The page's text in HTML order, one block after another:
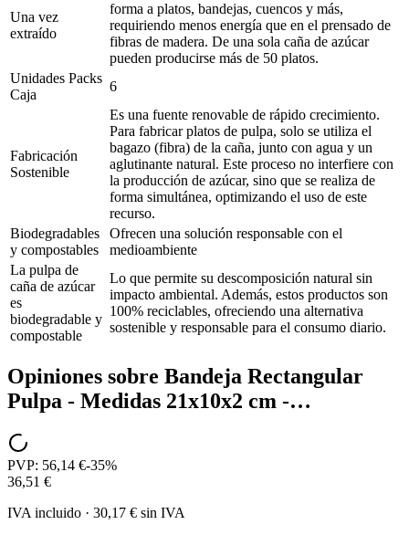
Una vez
extraído
forma a platos, bandejas, cuencos y más,
requiriendo menos energía que en el prensado de
fibras de madera. De una sola caña de azúcar
pueden producirse más de 50 platos.
Unidades Packs
Caja
6
Fabricación
Sostenible
Es una fuente renovable de rápido crecimiento.
Para fabricar platos de pulpa, solo se utiliza el
bagazo (fibra) de la caña, junto con agua y un
aglutinante natural. Este proceso no interfiere con
la producción de azúcar, sino que se realiza de
forma simultánea, optimizando el uso de este
recurso.
Biodegradables
y compostables
Ofrecen una solución responsable con el
medioambiente
La pulpa de
caña de azúcar
es
biodegradable y
compostable
Lo que permite su descomposición natural sin
impacto ambiental. Además, estos productos son
100% reciclables, ofreciendo una alternativa
sostenible y responsable para el consumo diario.
Opiniones sobre Bandeja Rectangular
Pulpa - Medidas 21x10x2 cm -…
PVP: 56,14 €-35%
36,51 €
IVA incluido · 30,17 € sin IVA